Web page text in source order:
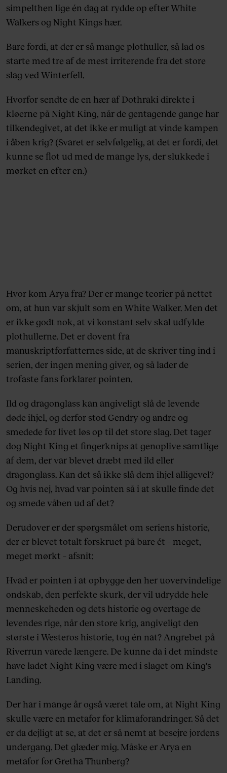
simpelthen lige én dag at rydde op efter White
Walkers og Night Kings hær.
Bare fordi, at der er så mange plothuller, så lad os
starte med tre af de mest irriterende fra det store
slag ved Winterfell.
Hvorfor sendte de en hær af Dothraki direkte i
kløerne på Night King, når de gentagende gange har
tilkendegivet, at det ikke er muligt at vinde kampen
i åben krig? (Svaret er selvfølgelig, at det er fordi, det
kunne se flot ud med de mange lys, der slukkede i
mørket en efter en.)
Hvor kom Arya fra? Der er mange teorier på nettet
om, at hun var skjult som en White Walker. Men det
er ikke godt nok, at vi konstant selv skal udfylde
plothullerne. Det er dovent fra
manuskriptforfatternes side, at de skriver ting ind i
serien, der ingen mening giver, og så lader de
trofaste fans forklarer pointen.
Ild og dragonglass kan angiveligt slå de levende
døde ihjel, og derfor stod Gendry og andre og
smedede for livet løs op til det store slag. Det tager
dog Night King et fingerknips at genoplive samtlige
af dem, der var blevet dræbt med ild eller
dragonglass. Kan det så ikke slå dem ihjel alligevel?
Og hvis nej, hvad var pointen så i at skulle finde det
og smede våben ud af det?
Derudover er der spørgsmålet om seriens historie,
der er blevet totalt forskruet på bare ét – meget,
meget mørkt – afsnit:
Hvad er pointen i at opbygge den her uovervindelige
ondskab, den perfekte skurk, der vil udrydde hele
menneskeheden og dets historie og overtage de
levendes rige, når den store krig, angiveligt den
største i Westeros historie, tog én nat? Angrebet på
Riverrun varede længere. De kunne da i det mindste
have ladet Night King være med i slaget om King's
Landing.
Der har i mange år også været tale om, at Night King
skulle være en metafor for klimaforandringer. Så det
er da dejligt at se, at det er så nemt at besejre jordens
undergang. Det glæder mig. Måske er Arya en
metafor for Gretha Thunberg?